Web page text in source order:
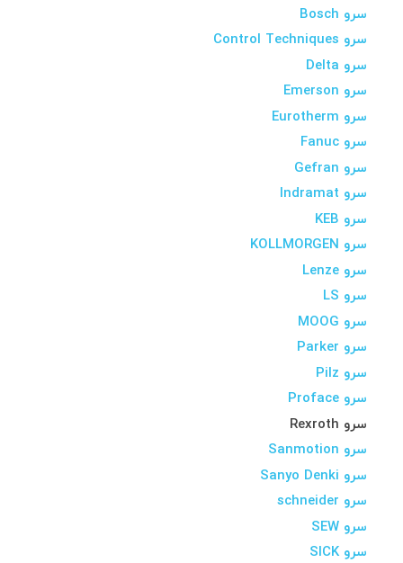
سرو Bosch
سرو Control Techniques
سرو Delta
سرو Emerson
سرو Eurotherm
سرو Fanuc
سرو Gefran
سرو Indramat
سرو KEB
سرو KOLLMORGEN
سرو Lenze
سرو LS
سرو MOOG
سرو Parker
سرو Pilz
سرو Proface
سرو Rexroth
سرو Sanmotion
سرو Sanyo Denki
سرو schneider
سرو SEW
سرو SICK